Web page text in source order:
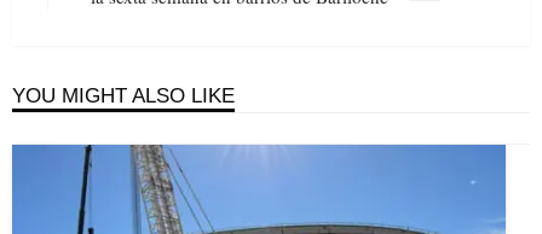
YOU MIGHT ALSO LIKE